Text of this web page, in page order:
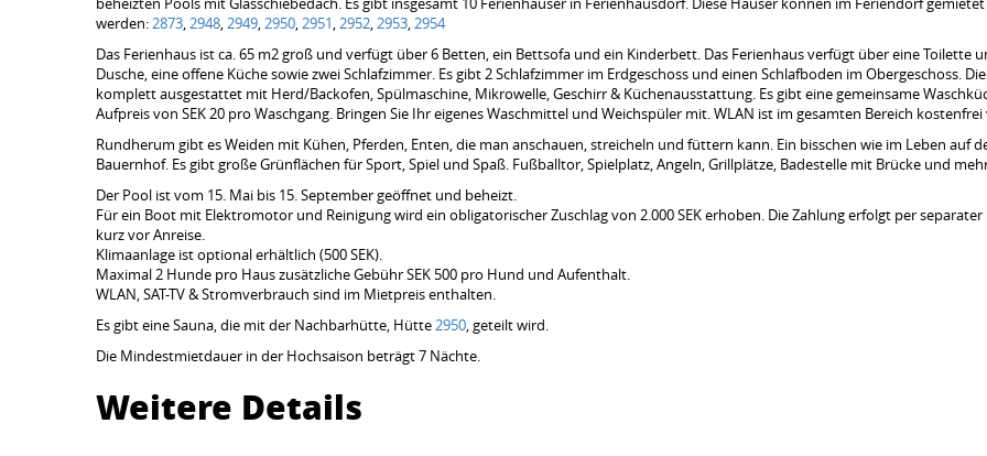
werden:2873,2948,2949,2950, ​​2951,2952,2953,2954
Das Ferienhaus ist ca. 65 m2 groß und verfügt über 6 Betten, ein Bettsofa und ein Kinderbett. Das Ferienhaus verfügt über eine Toilette
Dusche, eine offene Küche sowie zwei Schlafzimmer. Es gibt 2 Schlafzimmer im Erdgeschoss und einen Schlafboden im Obergeschoss.
komplett ausgestattet mit Herd/Backofen, Spülmaschine, Mikrowelle, Geschirr & Küchenausstattung. Es gibt eine gemeinsame
Aufpreis von SEK 20 pro Waschgang. Bringen Sie Ihr eigenes Waschmittel und Weichspüler mit. WLAN ist im gesamten Bereich
Rundherum gibt es Weiden mit Kühen, Pferden, Enten, die man anschauen, streicheln und füttern kann. Ein bisschen wie im Leben auf
Bauernhof. Es gibt große Grünflächen für Sport, Spiel und Spaß. Fußballtor, Spielplatz, Angeln, Grillplätze, Badestelle mit Brücke und
Der Pool ist vom 15. Mai bis 15. September geöffnet und beheizt.
Für ein Boot mit Elektromotor und Reinigung wird ein obligatorischer Zuschlag von 2.000 SEK erhoben. Die Zahlung erfolgt per separater
kurz vor Anreise.
Klimaanlage ist optional erhältlich (500 SEK).
Maximal 2 Hunde pro Haus zusätzliche Gebühr SEK 500 pro Hund und Aufenthalt.
WLAN, SAT-TV & Stromverbrauch sind im Mietpreis enthalten.
Es gibt eine Sauna, die mit der Nachbarhütte, Hütte2950, ​​geteilt wird.
Die Mindestmietdauer in der Hochsaison beträgt 7 Nächte.
Weitere Details